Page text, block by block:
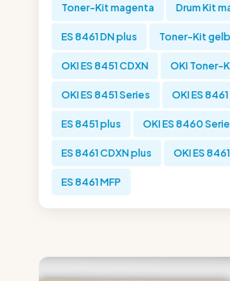
Toner-Kit magenta Drum Kit
ES 8461 DN plus Toner-Kit gelb
OKI ES 8451 CDXN OKI Toner-
OKI ES 8451 Series OKI ES
ES 8451 plus OKI ES 8460
ES 8461 CDXN plus OKI ES
ES 8461 MFP